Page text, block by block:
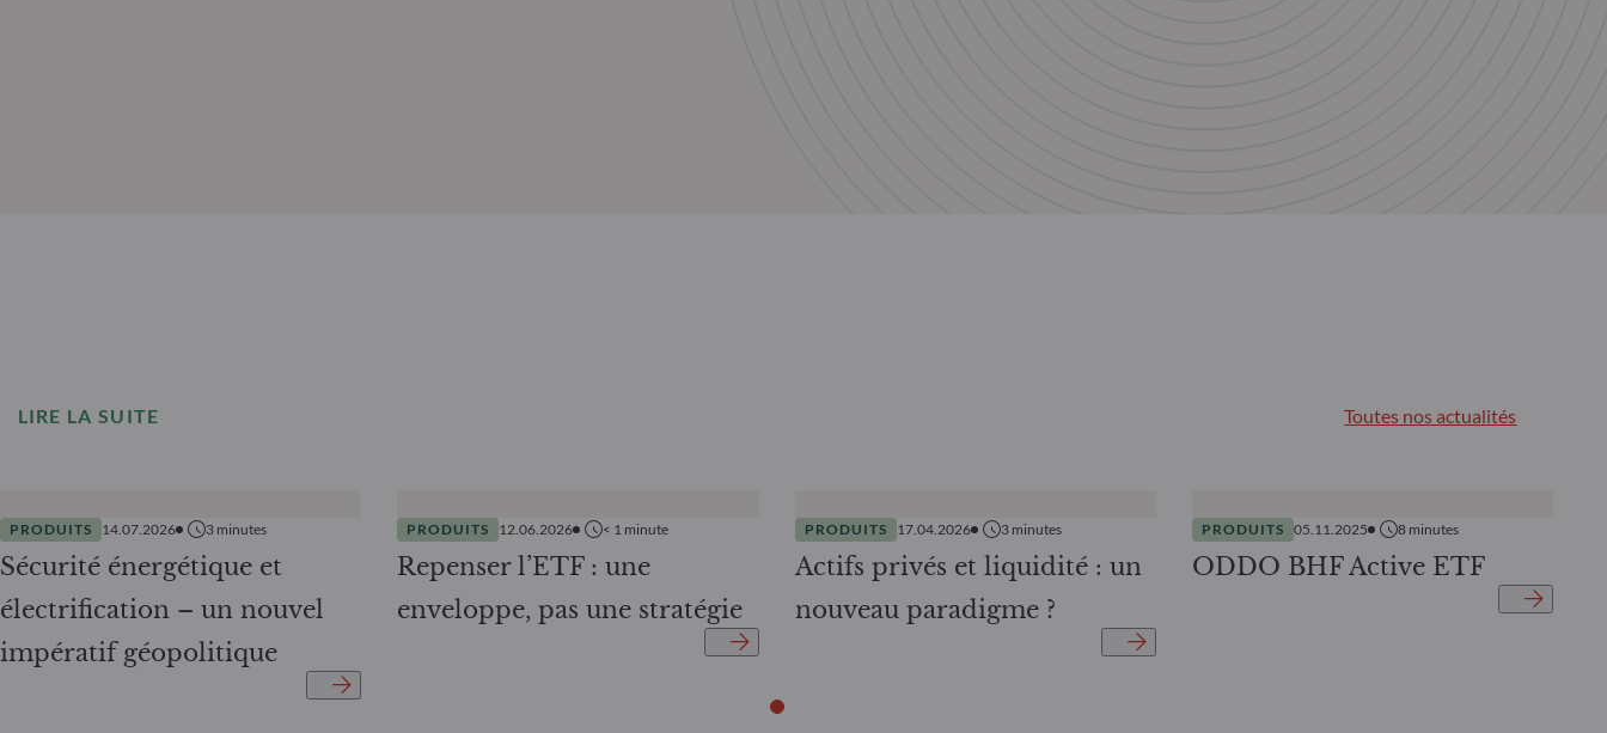
LIRE LA SUITE Toutes nos actualités
PRODUITS 14.07.2026 3 minutes
Sécurité énergétique et
électrification – un nouvel
impératif géopolitique
PRODUITS 12.06.2026 < 1 minute
Repenser l’ETF : une
enveloppe, pas une stratégie
PRODUITS 17.04.2026 3 minutes
Actifs privés et liquidité : un
nouveau paradigme ?
PRODUITS 05.11.2025 8 minutes
ODDO BHF Active ETF